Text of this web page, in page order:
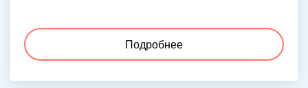
Подробнее